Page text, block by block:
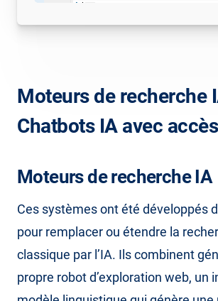
Moteurs de recherche
Chatbots IA avec
Moteurs de recherche IA
Ces systèmes ont été développés
pour remplacer ou étendre la
classique par l’IA. Ils combinent
propre robot d’exploration web, un